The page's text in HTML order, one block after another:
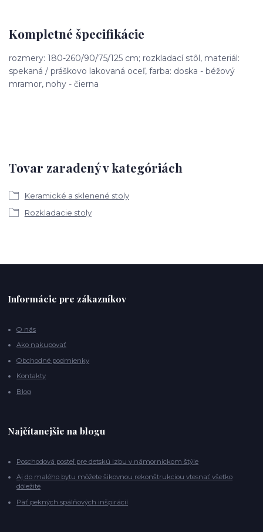
Kompletné špecifikácie
rozmery: 180-260/90/75/125 cm; rozkladací stôl, materiál:
spekaná / práškovo lakovaná oceľ, farba: doska - béžový
mramor, nohy - čierna
Tovar zaradený v kategóriách
Keramické a sklenené stoly
Rozkladacie stoly
Informácie pre zákazníkov
O nás
Ako nakupovať
Obchodné podmienky
Kontakty
Blog
Najčítanejšie na blogu
Poschodová posteľ pre detskú izbu v námorníckom štýle
Aj do malého bytu môžete šikovnou rekonštrukciou vtesnať všetko
dôležité
Päť pekných spálňových inšpirácií